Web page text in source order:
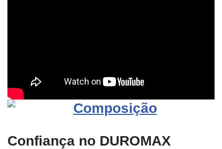
Confiança no DUROMAX